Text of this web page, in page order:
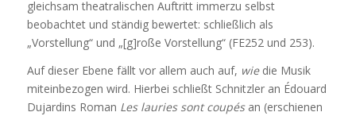
gleichsam theatralischen Auftritt immerzu selbst
beobachtet und ständig bewertet: schließlich als
„Vorstellung“ und „[g]roße Vorstellung“ (FE252 und 253).
Auf dieser Ebene fällt vor allem auch auf, wiedie Musik
miteinbezogen wird. Hierbei schließt Schnitzler an Édouard
Dujardins Roman Les lauries sont coupés an (erschienen